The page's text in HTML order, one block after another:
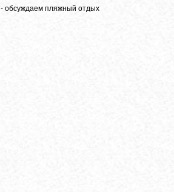
- обсуждаем пляжный отдых